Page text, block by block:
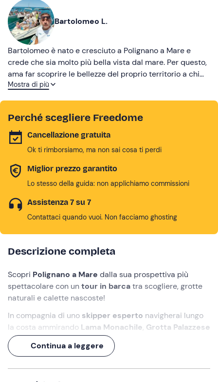
Bartolomeo L.
Bartolomeo è nato e cresciuto a Polignano a Mare e
crede che sia molto più bella vista dal mare. Per questo,
ama far scoprire le bellezze del proprio territorio a chi
partecipa alle sue escursioni. Per lui questo non è un
Mostra di più
Perché scegliere Freedome
Cancellazione gratuita
Ok ti rimborsiamo, ma non sai cosa ti perdi
Miglior prezzo garantito
Lo stesso della guida: non applichiamo commissioni
Assistenza 7 su 7
Contattaci quando vuoi. Non facciamo ghosting
Descrizione completa
Scopri Polignano a Mare dalla sua prospettiva più
spettacolare con untour in barcatra scogliere, grotte
naturali e calette nascoste!
In compagnia di uno skipper esperto navigherai lungo
la costa ammirando Lama Monachile, Grotta Palazzese
e gli scorci più iconici dellitorale pugliese
Durante quest'esperienza di2 ore
snorkeling, rilassarti a bordo e gustare snack e drink a
Continua a leggere